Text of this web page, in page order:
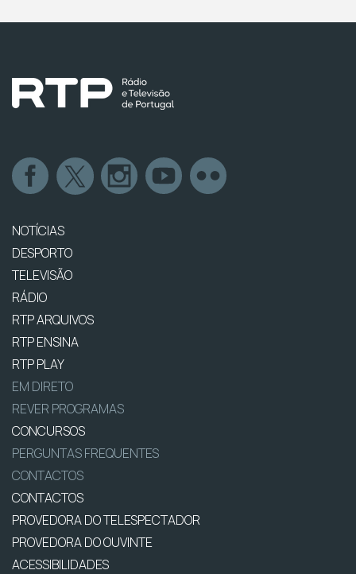
NOTÍCIAS
DESPORTO
TELEVISÃO
RÁDIO
RTP ARQUIVOS
RTP ENSINA
RTP PLAY
EM DIRETO
REVER PROGRAMAS
CONCURSOS
PERGUNTAS FREQUENTES
CONTACTOS
CONTACTOS
PROVEDORA DO TELESPECTADOR
PROVEDORA DO OUVINTE
ACESSIBILIDADES